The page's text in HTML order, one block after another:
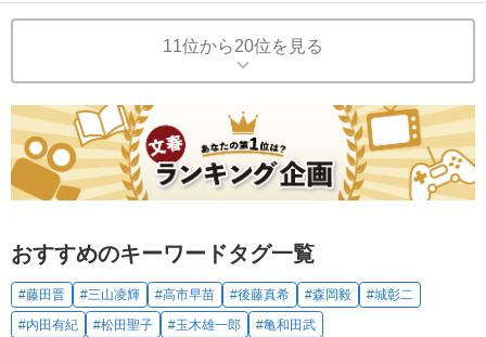
11位から20位を見る
おすすめのキーワードタグ一覧
#藤田晋 #三山凌輝 #高市早苗 #後藤真希 #森岡毅
#城彰二
#内田有紀
#松田聖子 #玉木雄一郎 #亀和田武